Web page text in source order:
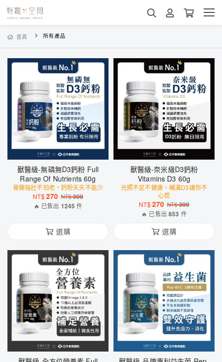
首頁 所有產品
獸醫級-無磷無D3鈣粉 Full
Range Of Nutrients 60g
骨骼強壯不怕老，鈣粉天天不能少
NT$270 NT$300
🔥 已售出 1245 件
選購
獸醫級-奈米級D3鈣粉
Vitamins D3 60g
光照不足不健康，補滿D3讓你不
心慌
NT$270 NT$300
🔥 已售出853 件
選購